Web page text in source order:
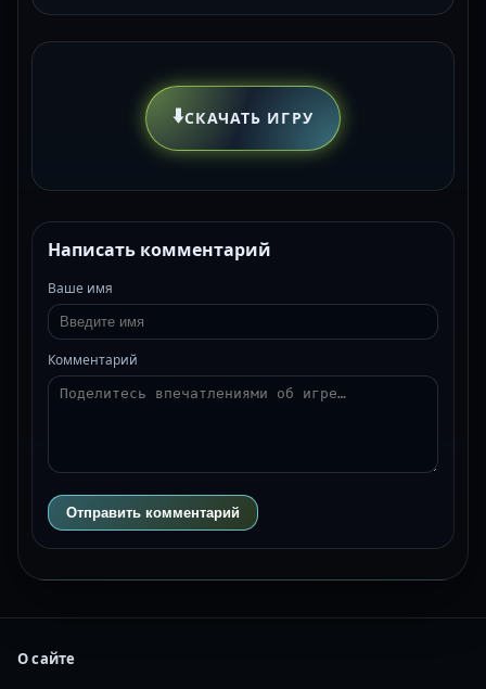
⬇️СКАЧАТЬ ИГРУ
Написать комментарий
Ваше имя
Комментарий
Отправить комментарий
О сайте